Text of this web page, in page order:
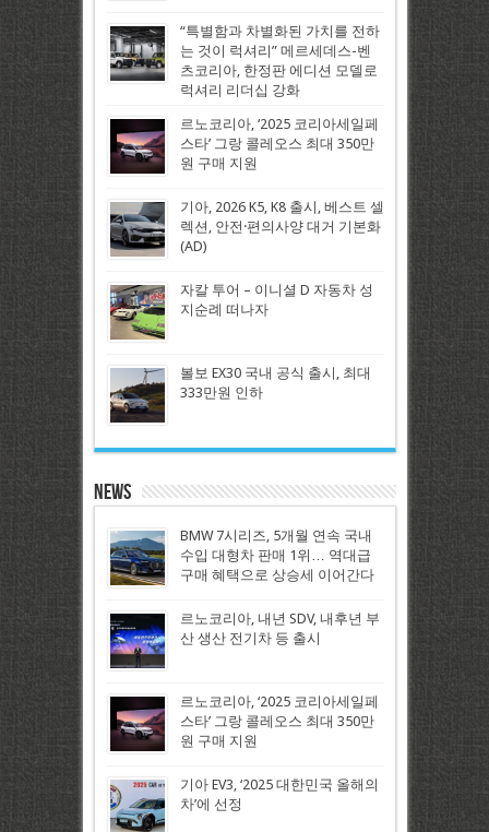
“특별함과 차별화된 가치를 전하
는 것이 럭셔리” 메르세데스-벤
츠코리아, 한정판 에디션 모델로
럭셔리 리더십 강화
르노코리아, ‘2025 코리아세일페
스타’ 그랑 콜레오스 최대 350만
원 구매 지원
기아, 2026 K5, K8 출시, 베스트 셀
렉션, 안전·편의사양 대거 기본화
(AD)
자칼 투어 – 이니셜 D 자동차 성
지순례 떠나자
볼보 EX30 국내 공식 출시, 최대
333만원 인하
News
BMW 7시리즈, 5개월 연속 국내
수입 대형차 판매 1위… 역대급
구매 혜택으로 상승세 이어간다
르노코리아, 내년 SDV, 내후년 부
산 생산 전기차 등 출시
르노코리아, ‘2025 코리아세일페
스타’ 그랑 콜레오스 최대 350만
원 구매 지원
기아 EV3, ‘2025 대한민국 올해의
차’에 선정